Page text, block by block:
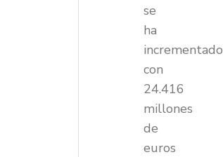
se
ha
incrementado
con
24.416
millones
de
euros